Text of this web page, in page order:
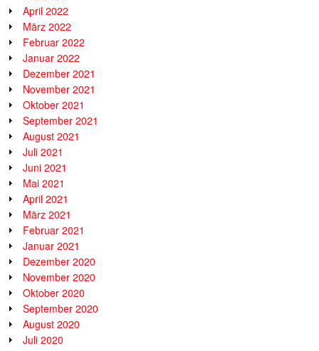
April 2022
März 2022
Februar 2022
Januar 2022
Dezember 2021
November 2021
Oktober 2021
September 2021
August 2021
Juli 2021
Juni 2021
Mai 2021
April 2021
März 2021
Februar 2021
Januar 2021
Dezember 2020
November 2020
Oktober 2020
September 2020
August 2020
Juli 2020